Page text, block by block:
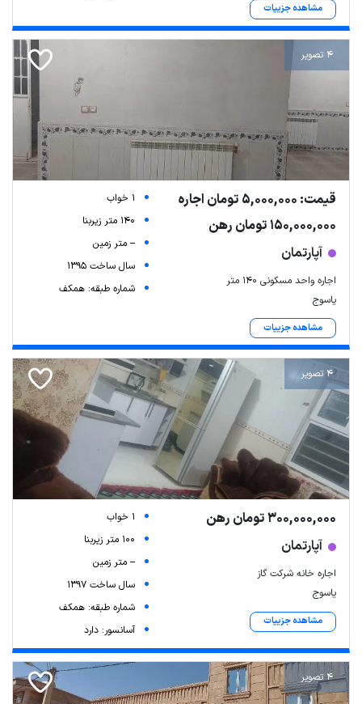
مشاهده جزییات
4 تصویر
قیمت: 5,000,000 تومان اجاره
150,000,000 تومان رهن
آپارتمان
اجاره واحد مسکونی ۱۴۰ متر
یاسوج
مشاهده جزییات
1 خواب
140 متر زیربنا
-- متر زمین
سال ساخت 1395
شماره طبقه: همکف
4 تصویر
300,000,000 تومان رهن
آپارتمان
اجاره خانه شرکت گاز
یاسوج
مشاهده جزییات
1 خواب
100 متر زیربنا
-- متر زمین
سال ساخت 1397
شماره طبقه: همکف
آسانسور: دارد
4 تصویر